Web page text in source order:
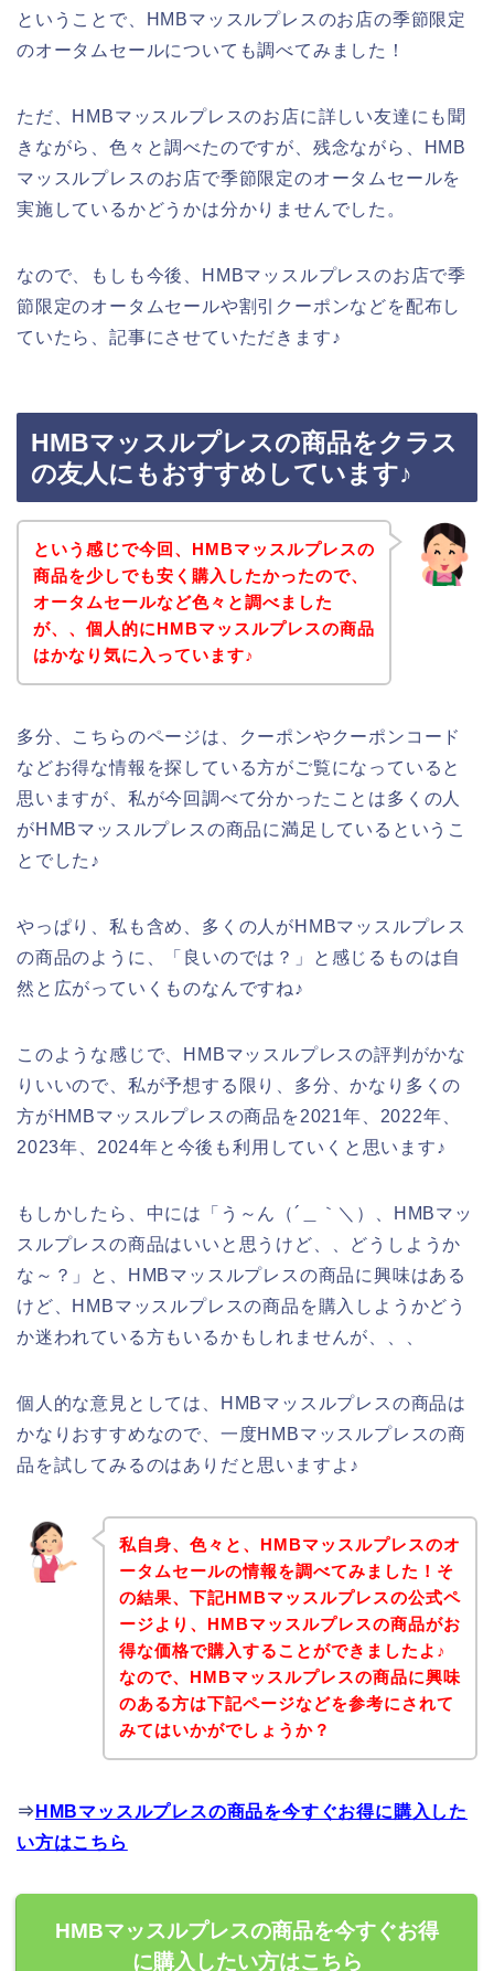
ということで、HMBマッスルプレスのお店の季節限定
のオータムセールについても調べてみました！
ただ、HMBマッスルプレスのお店に詳しい友達にも聞
きながら、色々と調べたのですが、残念ながら、HMB
マッスルプレスのお店で季節限定のオータムセールを
実施しているかどうかは分かりませんでした。
なので、もしも今後、HMBマッスルプレスのお店で季
節限定のオータムセールや割引クーポンなどを配布し
ていたら、記事にさせていただきます♪
HMBマッスルプレスの商品をクラス
の友人にもおすすめしています♪
という感じで今回、HMBマッスルプレスの
商品を少しでも安く購入したかったので、
オータムセールなど色々と調べました
が、、個人的にHMBマッスルプレスの商品
はかなり気に入っています♪
多分、こちらのページは、クーポンやクーポンコード
などお得な情報を探している方がご覧になっていると
思いますが、私が今回調べて分かったことは多くの人
がHMBマッスルプレスの商品に満足しているというこ
とでした♪
やっぱり、私も含め、多くの人がHMBマッスルプレス
の商品のように、「良いのでは？」と感じるものは自
然と広がっていくものなんですね♪
このような感じで、HMBマッスルプレスの評判がかな
りいいので、私が予想する限り、多分、かなり多くの
方がHMBマッスルプレスの商品を2021年、2022年、
2023年、2024年と今後も利用していくと思います♪
もしかしたら、中には「う～ん（´＿｀＼）、HMBマッ
スルプレスの商品はいいと思うけど、、どうしようか
な～？」と、HMBマッスルプレスの商品に興味はある
けど、HMBマッスルプレスの商品を購入しようかどう
か迷われている方もいるかもしれませんが、、、
個人的な意見としては、HMBマッスルプレスの商品は
かなりおすすめなので、一度HMBマッスルプレスの商
品を試してみるのはありだと思いますよ♪
私自身、色々と、HMBマッスルプレスのオ
ータムセールの情報を調べてみました！そ
の結果、下記HMBマッスルプレスの公式ペ
ージより、HMBマッスルプレスの商品がお
得な価格で購入することができましたよ♪
なので、HMBマッスルプレスの商品に興味
のある方は下記ページなどを参考にされて
みてはいかがでしょうか？
⇒ HMBマッスルプレスの商品を今すぐお得に購入した
い方はこちら
HMBマッスルプレスの商品を今すぐお得
に購入したい方はこちら